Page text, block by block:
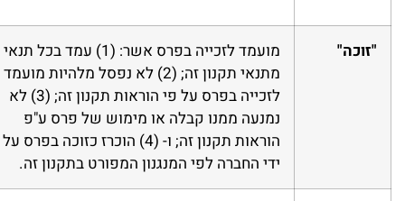
"זוכה"
מועמד לזכייה בפרס אשר: (1) עמד בכל תנאי
מתנאי תקנון זה; (2) לא נפסל מלהיות מועמד
לזכייה בפרס על פי הוראות תקנון זה; (3) לא
נמנעה ממנו קבלה או מימוש של פרס ע"פ
הוראות תקנון זה; ו- (4) הוכרז כזוכה בפרס על
ידי החברה לפי המנגנון המפורט בתקנון זה.